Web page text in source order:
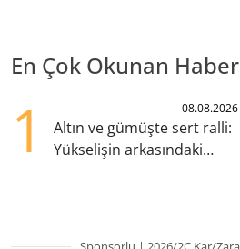
En Çok Okunan
1 08.08.2026
Altın ve gümüşte sert ralli:
Yükselişin arkasındaki